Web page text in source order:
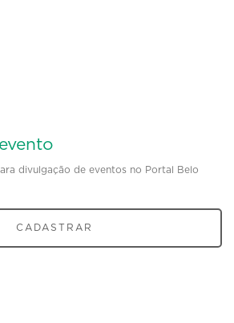
divulgação de eventos no Portal Belo
CADASTRAR